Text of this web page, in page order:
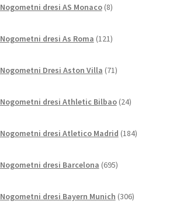
Nogometni dresi AS Monaco 8izdelkov
Nogometni dresi As Roma 121izdelkov
Nogometni Dresi Aston Villa 71izdelkov
Nogometni dresi Athletic Bilbao 24izdelkov
Nogometni dresi Atletico Madrid 184izdelkov
Nogometni dresi Barcelona 695izdelkov
Nogometni dresi Bayern Munich 306izdelkov